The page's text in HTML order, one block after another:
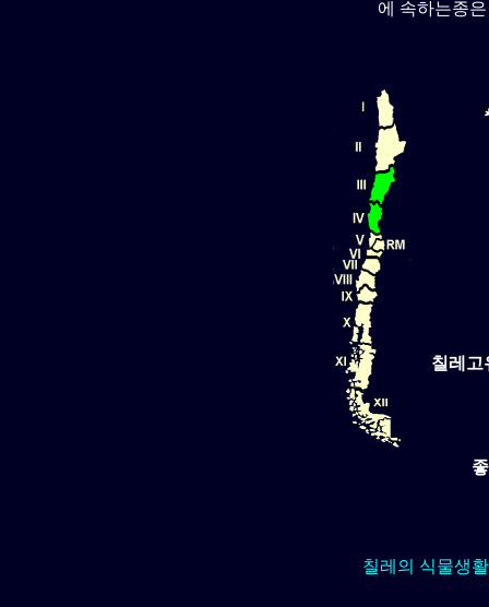
에 속하는종
칠레
칠레의 식물생